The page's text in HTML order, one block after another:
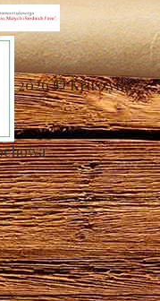
2026 © Kruszyna